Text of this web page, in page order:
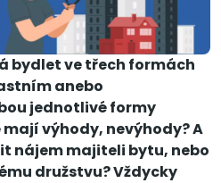
bydlet ve třech formách
anebo
jednotlivé formy
výhody, nevýhody? A
nájem majiteli bytu, nebo
družstvu? Vždycky